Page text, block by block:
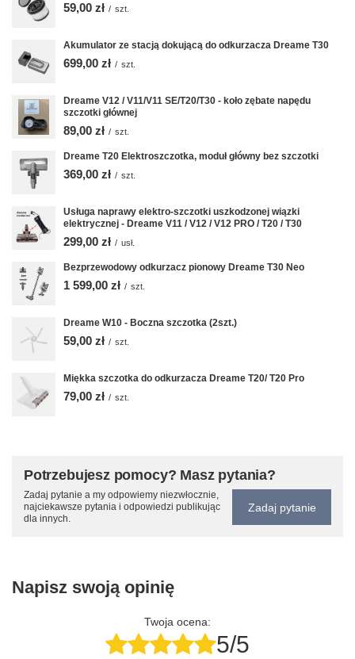
59,00 zł / szt.
Akumulator ze stacją dokującą do odkurzacza Dreame T30
699,00 zł / szt.
Dreame V12 / V11/V11 SE/T20/T30 - koło zębate napędu
szczotki głównej
89,00 zł / szt.
Dreame T20 Elektroszczotka, moduł główny bez szczotki
369,00 zł / szt.
Usługa naprawy elektro-szczotki uszkodzonej wiązki
elektrycznej - Dreame V11 / V12 / V12 PRO / T20 / T30
299,00 zł / usł.
Bezprzewodowy odkurzacz pionowy Dreame T30 Neo
1 599,00 zł / szt.
Dreame W10 - Boczna szczotka (2szt.)
59,00 zł / szt.
Miękka szczotka do odkurzacza Dreame T20/ T20 Pro
79,00 zł / szt.
Potrzebujesz pomocy? Masz pytania?
Zadaj pytanie a my odpowiemy niezwłocznie,
najciekawsze pytania i odpowiedzi publikując
dla innych.
Zadaj pytanie
Napisz swoją opinię
Twoja ocena:
5/5